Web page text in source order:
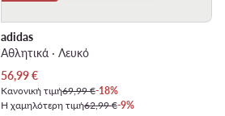
adidas
Αθλητικά · Λευκό
Τρέχουσα τιμή
56,99€
Κανονική τιμή69,99 €-18%
Η χαμηλότερη τιμή62,99 €-9%